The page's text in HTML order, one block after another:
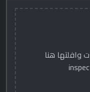
وافلتها هنا